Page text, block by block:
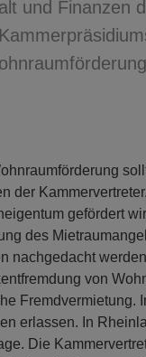
und Finanzen
der
gefördert
des
nachgedacht
von
Fremdvermietung.
erlassen. In
Die